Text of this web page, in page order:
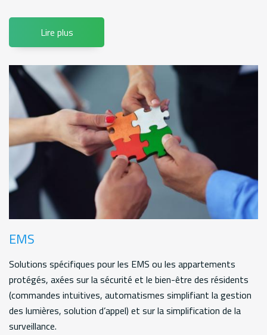
Lire plus
EMS
Solutions spécifiques pour les EMS ou les appartements
protégés, axées sur la sécurité et le bien-être des résidents
(commandes intuitives, automatismes simplifiant la gestion
des lumières, solution d’appel) et sur la simplification de la
surveillance.